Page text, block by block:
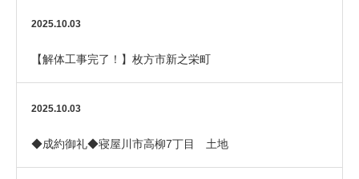
2025.10.03
【解体工事完了！】枚方市新之栄町
2025.10.03
◆成約御礼◆寝屋川市高柳7丁目 土地